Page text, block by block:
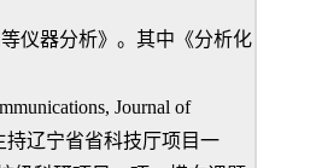
仪器分析》。其中《分析化
, Journal of
持辽宁省省科技厅项目一